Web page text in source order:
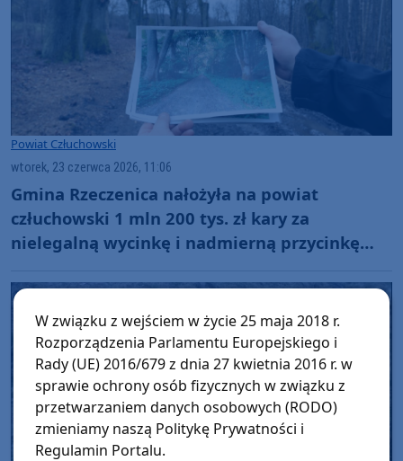
Powiat Człuchowski
wtorek, 23 czerwca 2026, 11:06
Gmina Rzeczenica nałożyła na powiat
człuchowski 1 mln 200 tys. zł kary za
nielegalną wycinkę i nadmierną przycinkę
W związku z wejściem w życie 25 maja 2018 r.
Rozporządzenia Parlamentu Europejskiego i
Rady (UE) 2016/679 z dnia 27 kwietnia 2016 r. w
sprawie ochrony osób fizycznych w związku z
przetwarzaniem danych osobowych (RODO)
zmieniamy naszą Politykę Prywatności i
Regulamin Portalu.